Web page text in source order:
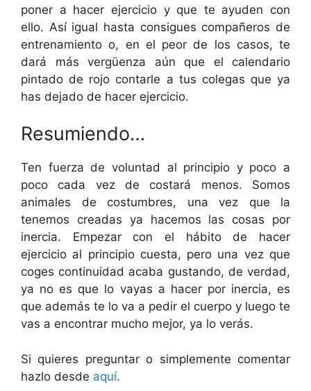
poner a hacer ejercicio y que te ayuden con
ello. Así igual hasta consigues compañeros de
entrenamiento o, en el peor de los casos, te
dará más vergüenza aún que el calendario
pintado de rojo contarle a tus colegas que ya
has dejado de hacer ejercicio.
Resumiendo…
Ten fuerza de voluntad al principio y poco a
poco cada vez de costará menos. Somos
animales de costumbres, una vez que la
tenemos creadas ya hacemos las cosas por
inercia. Empezar con el hábito de hacer
ejercicio al principio cuesta, pero una vez que
coges continuidad acaba gustando, de verdad,
ya no es que lo vayas a hacer por inercia, es
que además te lo va a pedir el cuerpo y luego te
vas a encontrar mucho mejor, ya lo verás.
Si quieres preguntar o simplemente comentar
hazlo desde aquí.